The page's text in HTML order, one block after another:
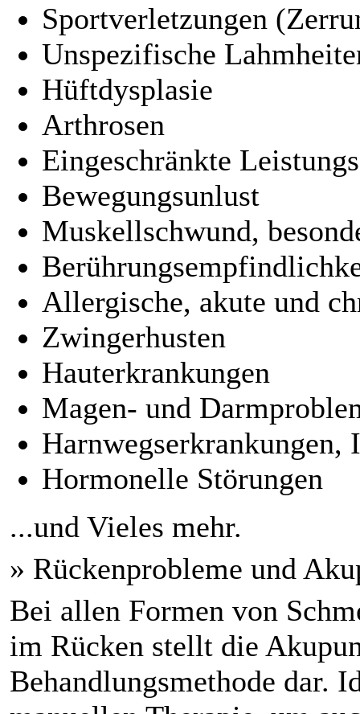
Sportverletzungen
Unspezifische
Hüftdysplasie
Arthrosen
Eingeschränkte
Bewegungsunlust
Muskellschwund,
Allergische, akute und
Zwingerhusten
Hauterkrankungen
Magen- und
Harnwegserkrankungen,
Hormonelle Störungen
...und Vieles mehr.
» Rückenprobleme und
Bei allen Formen von
im Rücken stellt die
Behandlungsmethode dar.